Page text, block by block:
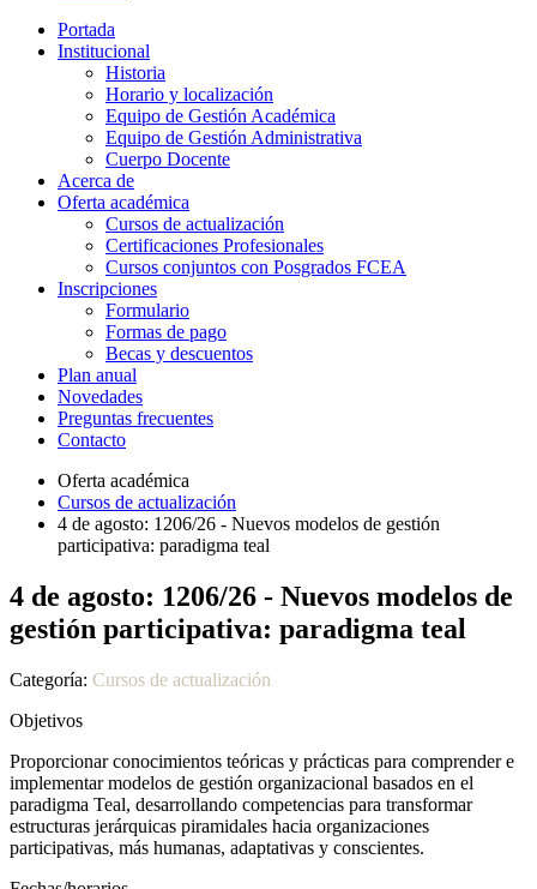
Portada
Institucional
Historia
Horario y localización
Equipo de Gestión Académica
Equipo de Gestión Administrativa
Cuerpo Docente
Acerca de
Oferta académica
Cursos de actualización
Certificaciones Profesionales
Cursos conjuntos con Posgrados FCEA
Inscripciones
Formulario
Formas de pago
Becas y descuentos
Plan anual
Novedades
Preguntas frecuentes
Contacto
Oferta académica
Cursos de actualización
4 de agosto: 1206/26 - Nuevos modelos de gestión
participativa: paradigma teal
4 de agosto: 1206/26 - Nuevos modelos de
gestión participativa: paradigma teal
Categoría: Cursos de actualización
Objetivos
Proporcionar conocimientos teóricas y prácticas para comprender e
implementar modelos de gestión organizacional basados en el
paradigma Teal, desarrollando competencias para transformar
estructuras jerárquicas piramidales hacia organizaciones
participativas, más humanas, adaptativas y conscientes.